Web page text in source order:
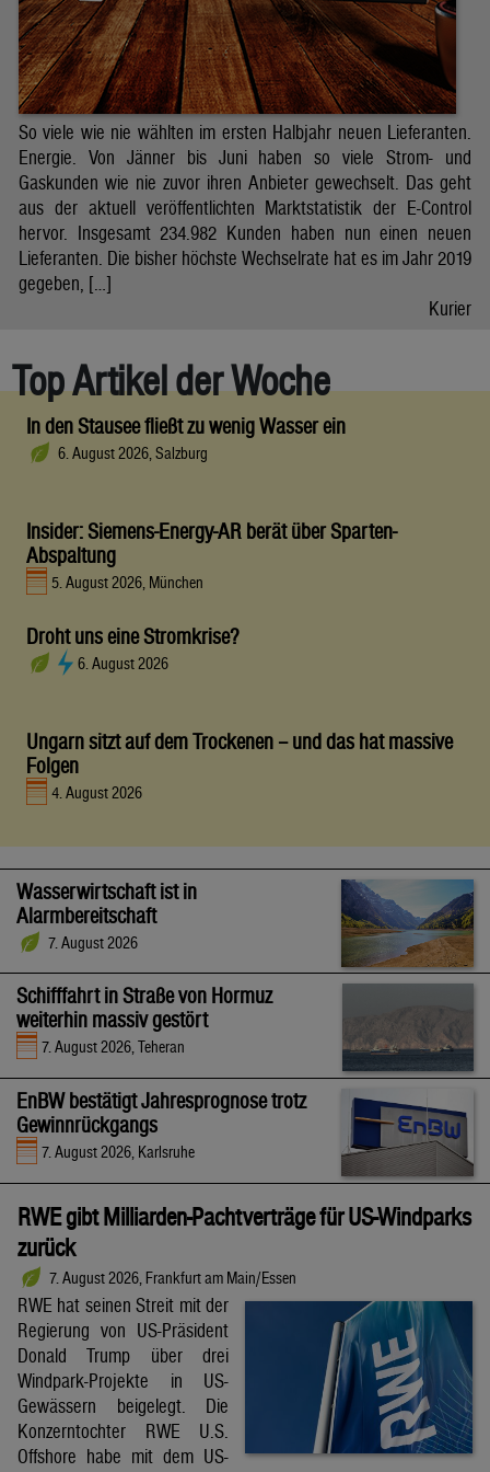
So viele wie nie wählten im ersten Halbjahr neuen Lieferanten.
Energie. Von Jänner bis Juni haben so viele Strom- und
Gaskunden wie nie zuvor ihren Anbieter gewechselt. Das geht
aus der aktuell veröffentlichten Marktstatistik der E-Control
hervor. Insgesamt 234.982 Kunden haben nun einen neuen
Lieferanten. Die bisher höchste Wechselrate hat es im Jahr 2019
gegeben, […]
Kurier
Top Artikel der Woche
In den Stausee fließt zu wenig Wasser ein
6. August 2026, Salzburg
Insider: Siemens-Energy-AR berät über Sparten-
Abspaltung
5. August 2026, München
Droht uns eine Stromkrise?
6. August 2026
Ungarn sitzt auf dem Trockenen – und das hat massive
Folgen
4. August 2026
Wasserwirtschaft ist in
Alarmbereitschaft
7. August 2026
Schifffahrt in Straße von Hormuz
weiterhin massiv gestört
7. August 2026, Teheran
EnBW bestätigt Jahresprognose trotz
Gewinnrückgangs
7. August 2026, Karlsruhe
RWE gibt Milliarden-Pachtverträge für US-Windparks
zurück
7. August 2026, Frankfurt am Main/Essen
RWE hat seinen Streit mit der
Regierung von US-Präsident
Donald Trump über drei
Windpark-Projekte in US-
Gewässern beigelegt. Die
Konzerntochter RWE U.S.
Offshore habe mit dem US-